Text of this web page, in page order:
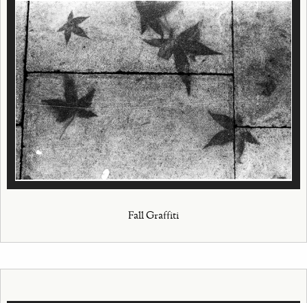
Fall Graffiti